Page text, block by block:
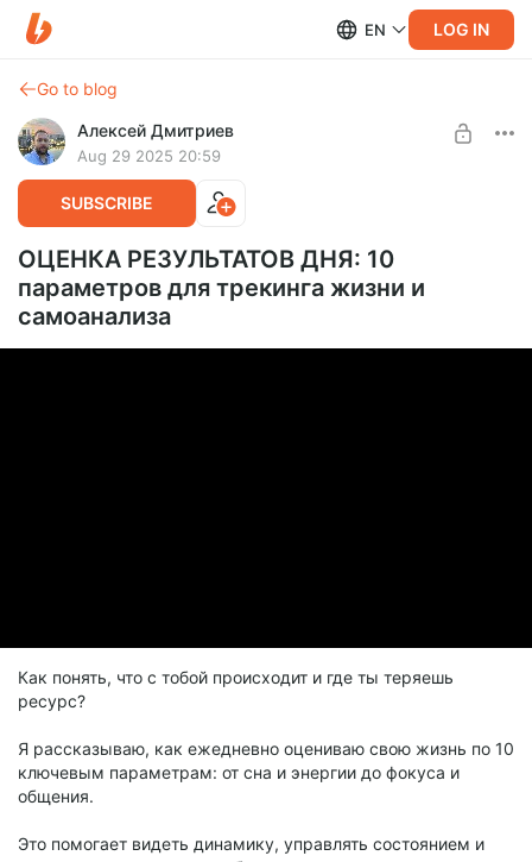
EN LOG IN
Go to blog
Алексей Дмитриев
Aug 29 2025 20:59
SUBSCRIBE
ОЦЕНКА РЕЗУЛЬТАТОВ ДНЯ: 10
параметров для трекинга жизни и
самоанализа
Как понять, что с тобой происходит и где ты теряешь
ресурс?
Я рассказываю, как ежедневно оцениваю свою жизнь по 10
ключевым параметрам: от сна и энергии до фокуса и
общения.
Это помогает видеть динамику, управлять состоянием и